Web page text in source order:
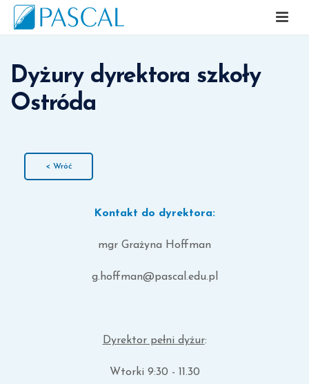
Dyżury dyrektora szkoły
Ostróda
< Wróć
Kontakt do dyrektora:
mgr Grażyna Hoffman
g.hoffman@pascal.edu.pl
Dyrektor pełni dyżur:
Wtorki 9:30 - 11.30